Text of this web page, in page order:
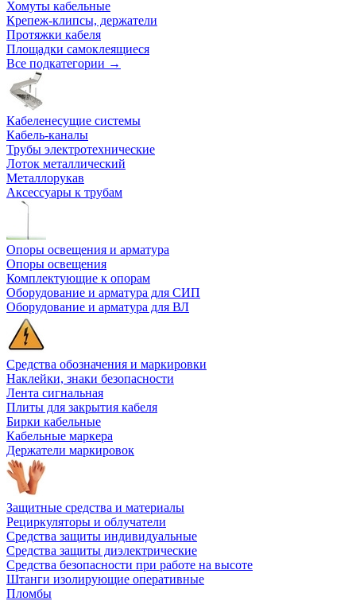
Хомуты кабельные
Крепеж-клипсы, держатели
Протяжки кабеля
Площадки самоклеящиеся
Все подкатегории →
Кабеленесущие системы
Кабель-каналы
Трубы электротехнические
Лоток металлический
Металлорукав
Аксессуары к трубам
Опоры освещения и арматура
Опоры освещения
Комплектующие к опорам
Оборудование и арматура для СИП
Оборудование и арматура для ВЛ
Средства обозначения и маркировки
Наклейки, знаки безопасности
Лента сигнальная
Плиты для закрытия кабеля
Бирки кабельные
Кабельные маркера
Держатели маркировок
Защитные средства и материалы
Рециркуляторы и облучатели
Средства защиты индивидуальные
Средства защиты диэлектрические
Средства безопасности при работе на высоте
Штанги изолирующие оперативные
Пломбы